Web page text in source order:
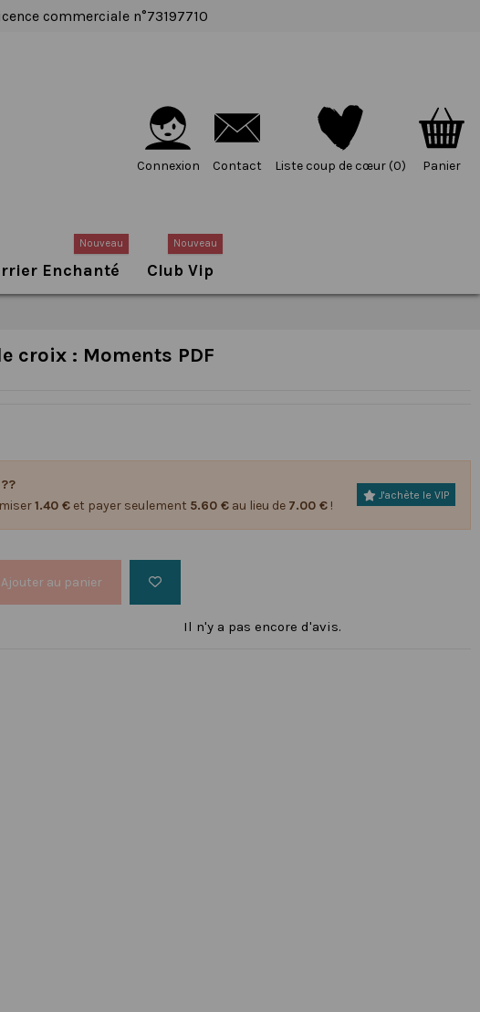
commerciale n°73197710
Connexion Contact Liste coup de cœur (0) Panier
Enchanté
Nouveau
Club Vip
Nouveau
croix : Moments PDF
1.40 €et payer seulement 5.60 €au lieu de 7.00 €!
J'achète le VIP
Ajouter au panier
Il n'y a pas encore d'avis.